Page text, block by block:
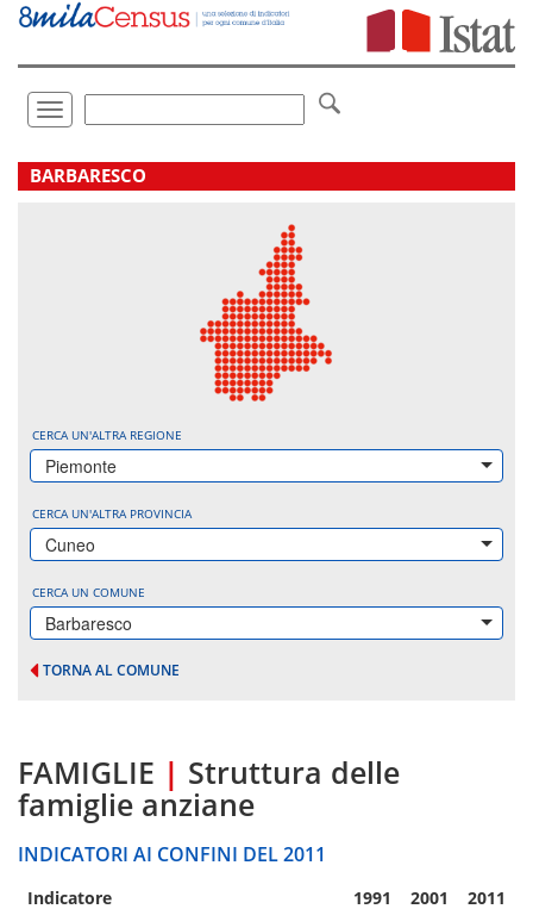
Vai
direttamente
Toggle
navigation
.
BARBARESCO
CERCA UN'ALTRA REGIONE
Piemonte
CERCA UN'ALTRA PROVINCIA
Cuneo
CERCA UN COMUNE
Barbaresco
TORNA AL COMUNE
FAMIGLIE | Struttura delle
famiglie anziane
INDICATORI AI CONFINI DEL 2011
Indicatore 1991 2001 2011